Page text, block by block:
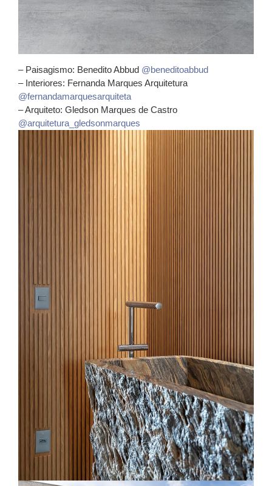
– Paisagismo: Benedito Abbud @beneditoabbud
– Interiores: Fernanda Marques Arquitetura
@fernandamarquesarquiteta
– Arquiteto: Gledson Marques de Castro
@arquitetura_gledsonmarques